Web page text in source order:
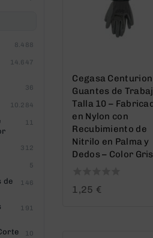
Cegasa Centurion
Guantes de
Talla 10 –
en Nylon con
Recubimiento de
Nitrilo en Palma y
Dedos – Color Gris
0
1,25 €
8.488
14.647
36
10.284
11
312
5
de
146
191
10